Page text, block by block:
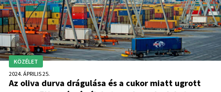
KÖZÉLET
2024. ÁPRILIS 25.
Az oliva durva drágulása és a cukor miatt ugrott